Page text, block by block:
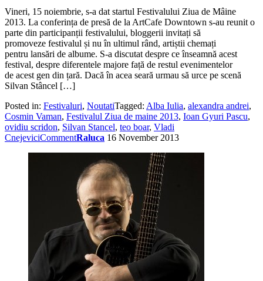
Vineri, 15 noiembrie, s-a dat startul Festivalului Ziua de Mâine
2013. La conferința de presă de la ArtCafe Downtown s-au reunit o
parte din participanții festivalului, bloggerii invitați să
promoveze festivalul și nu în ultimul rând, artiștii chemați
pentru lansări de albume. S-a discutat despre ce înseamnă acest
festival, despre diferentele majore față de restul evenimentelor
de acest gen din țară. Dacă în acea seară urmau să urce pe scenă
Silvan Stâncel […]
Posted in: Festivaluri, NoutatiTagged: Alba Iulia, alexandra andrei,
Cosmin Vaman, Festivalul Ziua de maine 2013, Ioan Gyuri Pascu,
ovidiu scridon, Silvan Stancel, teo boar, Vladi
CnejeviciCommentRaluca 16 November 2013